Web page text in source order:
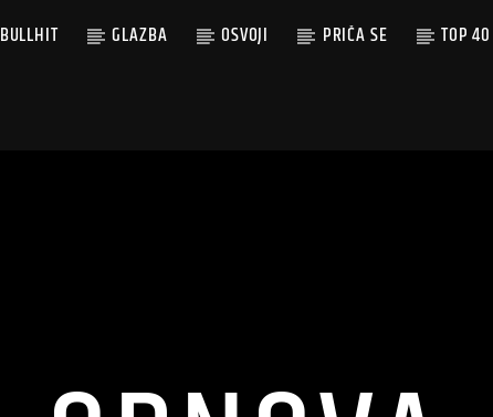
BULLHIT GLAZBA OSVOJI PRIČA SE TOP 40